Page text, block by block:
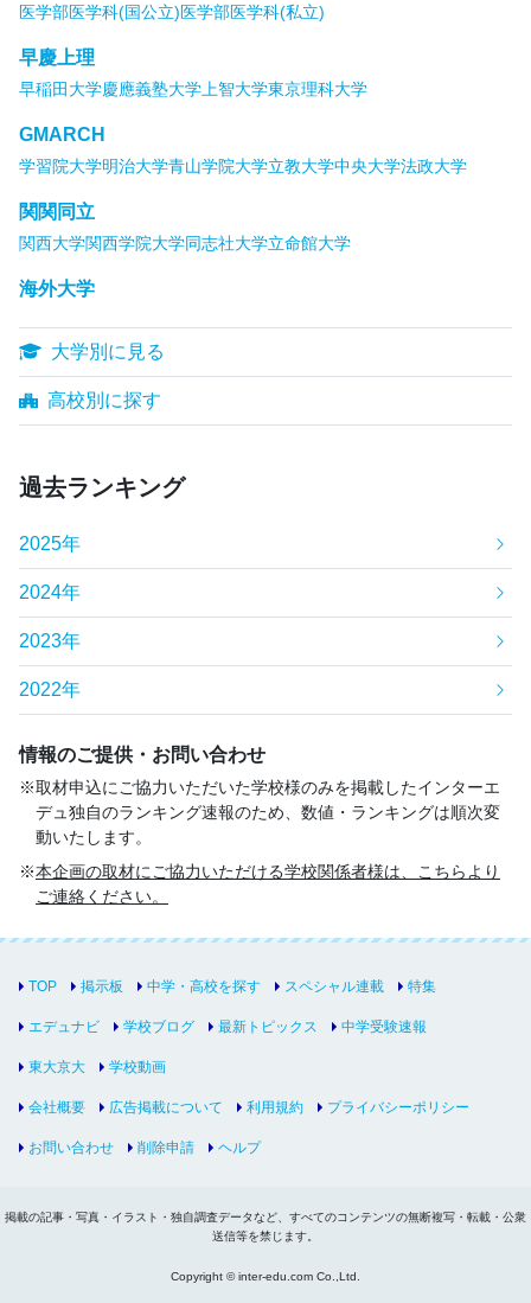
医学部医学科(国公立)医学部医学科(私立)
早慶上理
早稲田大学慶應義塾大学 上智大学東京理科大学
GMARCH
学習院大学明治大学青山学院大学立教大学中央大学法政大学
関関同立
関西大学関西学院大学同志社大学立命館大学
海外大学
大学別に見る
高校別に探す
過去ランキング
2025年
2024年
2023年
2022年
情報のご提供・お問い合わせ
取材申込にご協力いただいた学校様のみを掲載したインターエ
デュ独自のランキング速報のため、数値・ランキングは順次変
動いたします。
本企画の取材にご協力いただける学校関係者様は、こちらより
ご連絡ください。
TOP 掲示板 中学・高校を探す スペシャル連載 特集
エデュナビ 学校ブログ 最新トピックス 中学受験速報
東大京大 学校動画
会社概要 広告掲載について 利用規約 プライバシーポリシー
お問い合わせ 削除申請 ヘルプ
掲載の記事・写真・イラスト・独自調査データなど、すべてのコンテンツの無断複写・転載・公衆
送信等を禁じます。
Copyright © inter-edu.com Co.,Ltd.